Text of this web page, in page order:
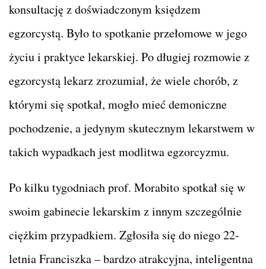
konsultację z doświadczonym księdzem
egzorcystą. Było to spotkanie przełomowe w jego
życiu i praktyce lekarskiej. Po długiej rozmowie z
egzorcystą lekarz zrozumiał, że wiele chorób, z
którymi się spotkał, mogło mieć demoniczne
pochodzenie, a jedynym skutecznym lekarstwem w
takich wypadkach jest modlitwa egzorcyzmu.
Po kilku tygodniach prof. Morabito spotkał się w
swoim gabinecie lekarskim z innym szczególnie
ciężkim przypadkiem. Zgłosiła się do niego 22-
letnia Franciszka – bardzo atrakcyjna, inteligentna